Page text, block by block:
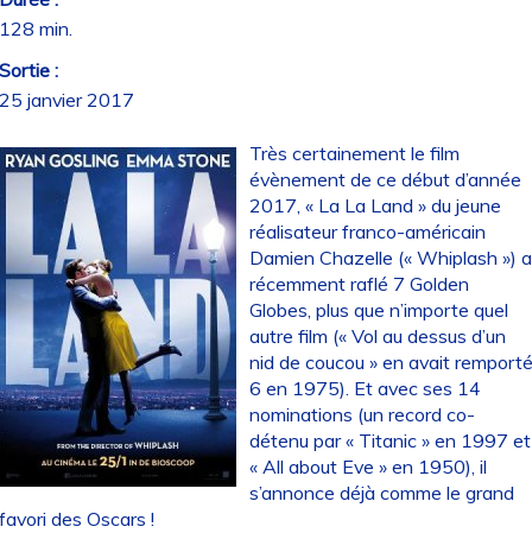
min.
:
janvier 2017
Très certainement le film
évènement de ce début d’année
2017, « La La Land » du jeune
réalisateur franco-américain
Damien Chazelle (« Whiplash ») a
récemment raflé 7 Golden
Globes, plus que n’importe quel
autre film (« Vol au dessus d’un
nid de coucou » en avait
6 en 1975). Et avec ses 14
nominations (un record co-
détenu par « Titanic » en 1997 et
« All about Eve » en 1950), il
s’annonce déjà comme le grand
des Oscars !